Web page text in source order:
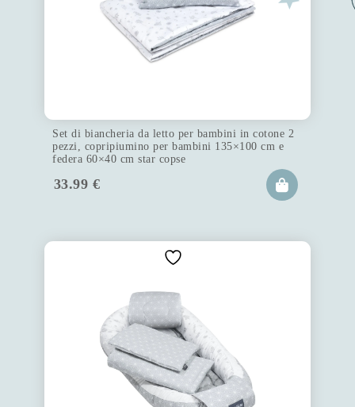
Set di biancheria da letto per bambini in cotone 2
pezzi, copripiumino per bambini 135×100 cm e
federa 60×40 cm star copse
33.99 €